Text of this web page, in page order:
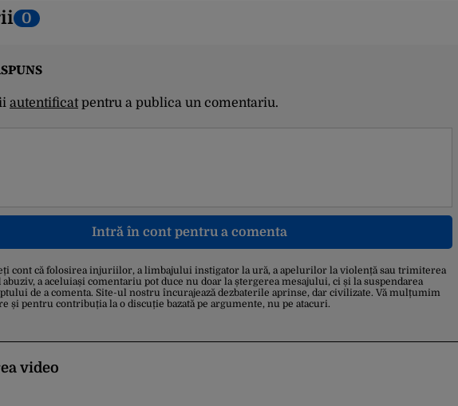
0
autentificatpentru a publica un comentariu.
Intră în cont pentru a comenta
cont că folosirea injuriilor, a limbajului instigator la ură, a apelurilor la violență sau trimiterea
a aceluiași comentariu pot duce nu doar la ștergerea mesajului, ci și la suspendarea
de a comenta. Site-ul nostru încurajează dezbaterile aprinse, dar civilizate. Vă mulțumim
și pentru contribuția la o discuție bazată pe argumente, nu pe atacuri.
video